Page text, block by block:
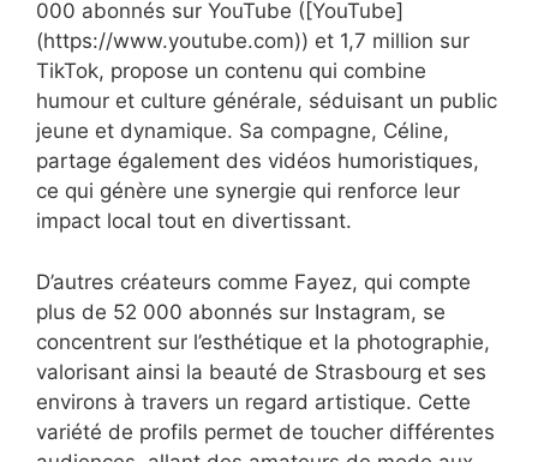
000 abonnés sur YouTube ([YouTube]
(https://www.youtube.com)) et 1,7 million sur
TikTok, propose un contenu qui combine
humour et culture générale, séduisant un public
jeune et dynamique. Sa compagne, Céline,
partage également des vidéos humoristiques,
ce qui génère une synergie qui renforce leur
impact local tout en divertissant.
D’autres créateurs comme Fayez, qui compte
plus de 52 000 abonnés sur Instagram, se
concentrent sur l’esthétique et la photographie,
valorisant ainsi la beauté de Strasbourg et ses
environs à travers un regard artistique. Cette
variété de profils permet de toucher différentes